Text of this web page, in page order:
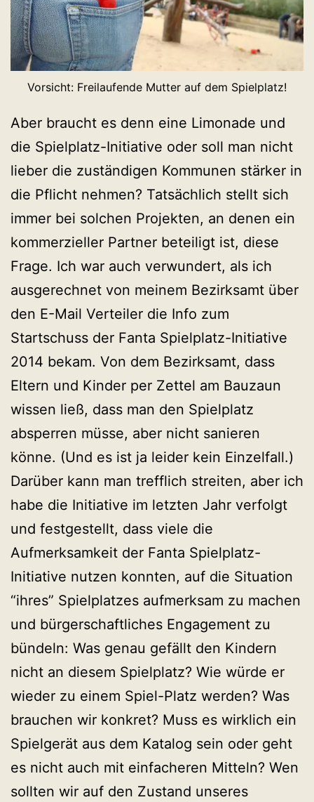
Vorsicht: Freilaufende Mutter auf dem Spielplatz!
Aber braucht es denn eine Limonade und
die Spielplatz-Initiative oder soll man nicht
lieber die zuständigen Kommunen stärker in
die Pflicht nehmen? Tatsächlich stellt sich
immer bei solchen Projekten, an denen ein
kommerzieller Partner beteiligt ist, diese
Frage. Ich war auch verwundert, als ich
ausgerechnet von meinem Bezirksamt über
den E-Mail Verteiler die Info zum
Startschuss der Fanta Spielplatz-Initiative
2014 bekam. Von dem Bezirksamt, dass
Eltern und Kinder per Zettel am Bauzaun
wissen ließ, dass man den Spielplatz
absperren müsse, aber nicht sanieren
könne. (Und es ist ja leider kein Einzelfall.)
Darüber kann man trefflich streiten, aber ich
habe die Initiative im letzten Jahr verfolgt
und festgestellt, dass viele die
Aufmerksamkeit der Fanta Spielplatz-
Initiative nutzen konnten, auf die Situation
“ihres” Spielplatzes aufmerksam zu machen
und bürgerschaftliches Engagement zu
bündeln: Was genau gefällt den Kindern
nicht an diesem Spielplatz? Wie würde er
wieder zu einem Spiel-Platz werden? Was
brauchen wir konkret? Muss es wirklich ein
Spielgerät aus dem Katalog sein oder geht
es nicht auch mit einfacheren Mitteln? Wen
sollten wir auf den Zustand unseres